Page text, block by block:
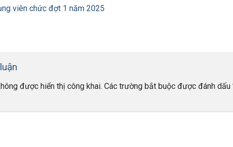
viên chức đợt 1 năm 2025
được hiển thị công khai. Các trường bắt buộc được đánh dấu